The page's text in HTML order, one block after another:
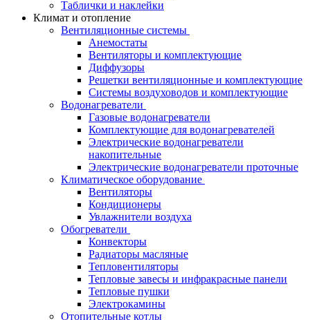
Таблички и наклейки
Климат и отопление
Вентиляционные системы
Анемостаты
Вентиляторы и комплектующие
Диффузоры
Решетки вентиляционные и комплектующие
Системы воздуховодов и комплектующие
Водонагреватели
Газовые водонагреватели
Комплектующие для водонагревателей
Электрические водонагреватели
накопительные
Электрические водонагреватели проточные
Климатическое оборудование
Вентиляторы
Кондиционеры
Увлажнители воздуха
Обогреватели
Конвекторы
Радиаторы масляные
Тепловентиляторы
Тепловые завесы и инфракрасные панели
Тепловые пушки
Электрокамины
Отопительные котлы